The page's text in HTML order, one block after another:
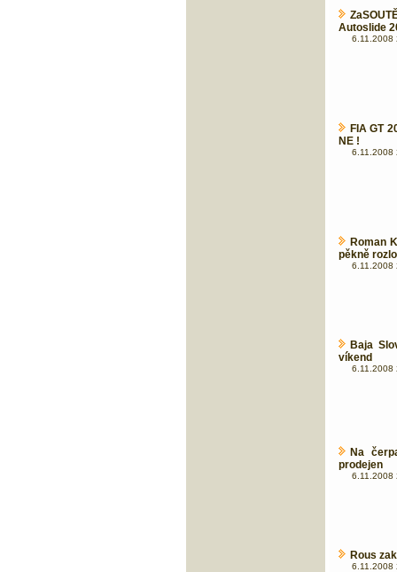
Autoslide
6.11.2008
FIA GT
NE !
6.11.2008
Roman
pěkně
6.11.2008
Baja
víkend
6.11.2008
Na
prodejen
6.11.2008
Rous
6.11.2008